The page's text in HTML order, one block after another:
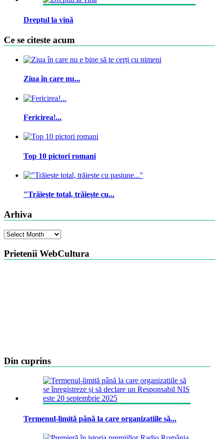
Dreptul la vină
Ce se citeste acum
Ziua în care nu...
Fericirea!...
Top 10 pictori romani
"Trăieşte total, trăieşte cu...
Arhiva
Arhiva
Prietenii WebCultura
Din cuprins
Termenul-limită până la care organizatiile să...